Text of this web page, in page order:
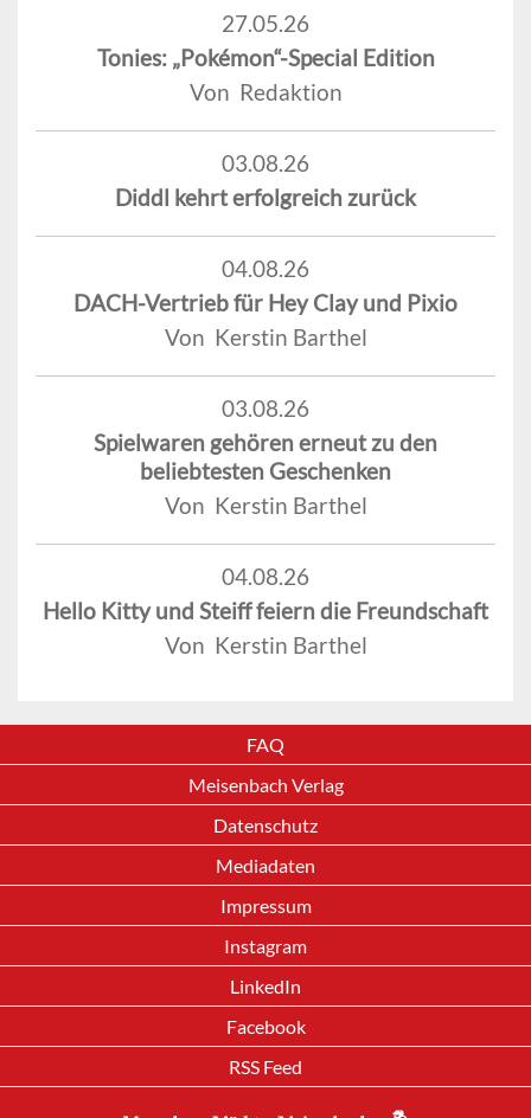
27.05.26
Tonies: „Pokémon“-Special Edition
Von Redaktion
03.08.26
Diddl kehrt erfolgreich zurück
04.08.26
DACH-Vertrieb für Hey Clay und Pixio
Von Kerstin Barthel
03.08.26
Spielwaren gehören erneut zu den
beliebtesten Geschenken
Von Kerstin Barthel
04.08.26
Hello Kitty und Steiff feiern die Freundschaft
Von Kerstin Barthel
FAQ
Meisenbach Verlag
Datenschutz
Mediadaten
Impressum
Instagram
LinkedIn
Facebook
RSS Feed